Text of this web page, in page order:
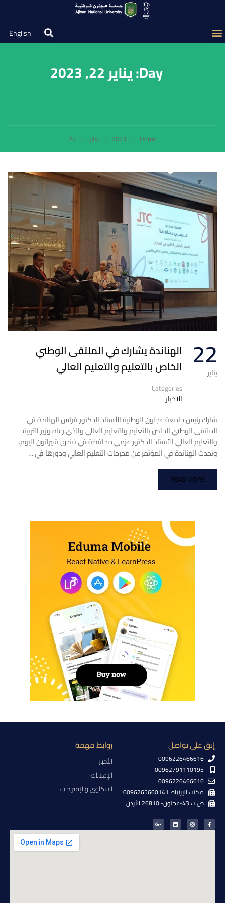
English
Day: يناير 22, 2023
Home
2023 يناير 22
22
يناير
الهناندة يشارك في الملتقى الوطني
الخاص بالتعليم والتعليم العالي
Categories
الاخبار
شارك رئيس جامعة عجلون الوطنية الأستاذ الدكتور فراس الهناندة في
الملتقى الوطني الخاص بالتعليم والتعليم العالي والذي رعاه وزير التربية
والتعليم العالي الأستاذ الدكتور عزمي محافظة في فندق شيراتون اليوم.
وتحدث الهناندة في المؤتمر عن مخرجات التعليم العالي ودورها في …
READ MORE
إبق على تواصل
0096226466616
00962791110195
0096226466616
مكتب الإرتباط 0096265660141
ص.ب 43-عجلون- 26810 الأردن
روابط مهمة
الأخبار
الإعلانات
الشكاوى والإقتراحات